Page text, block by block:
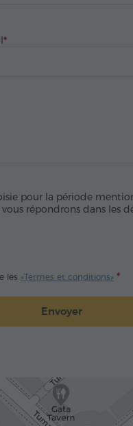
pour la période
répondrons dans les
les «Termes et conditions»
Envoyer